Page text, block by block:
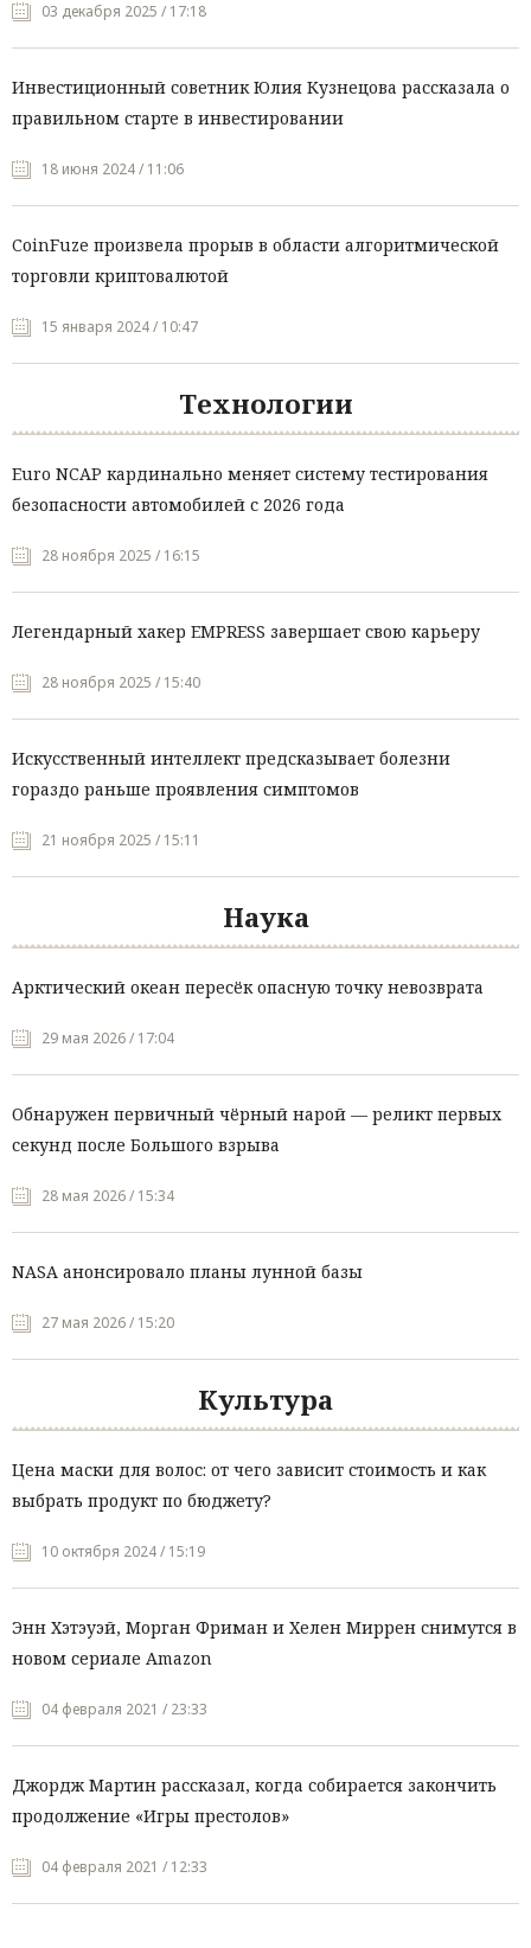
03 декабря 2025 / 17:18
Инвестиционный советник Юлия Кузнецова рассказала о
правильном старте в инвестировании
18 июня 2024 / 11:06
CoinFuze произвела прорыв в области алгоритмической
торговли криптовалютой
15 января 2024 / 10:47
Технологии
Euro NCAP кардинально меняет систему тестирования
безопасности автомобилей с 2026 года
28 ноября 2025 / 16:15
Легендарный хакер EMPRESS завершает свою карьеру
28 ноября 2025 / 15:40
Искусственный интеллект предсказывает болезни
гораздо раньше проявления симптомов
21 ноября 2025 / 15:11
Наука
Арктический океан пересёк опасную точку невозврата
29 мая 2026 / 17:04
Обнаружен первичный чёрный нарой — реликт первых
секунд после Большого взрыва
28 мая 2026 / 15:34
NASA анонсировало планы лунной базы
27 мая 2026 / 15:20
Культура
Цена маски для волос: от чего зависит стоимость и как
выбрать продукт по бюджету?
10 октября 2024 / 15:19
Энн Хэтэуэй, Морган Фриман и Хелен Миррен снимутся в
новом сериале Amazon
04 февраля 2021 / 23:33
Джордж Мартин рассказал, когда собирается закончить
продолжение «Игры престолов»
04 февраля 2021 / 12:33